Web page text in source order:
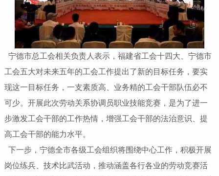
宁德市总工会相关负责人表示，福建省工会十四大、宁德市
工会五大对未来五年的工会工作提出了新的目标任务，要实
现这一目标任务，一支素质高、业务精的工会干部队伍必不
可少。开展此次劳动关系协调员职业技能竞赛，是为了进一
步激发工会干部的工作热情，增强工会干部的法治意识、提
高工会干部的能力水平。
下一步，宁德全市各级工会组织将围绕中心工作，积极开展
岗位练兵、技术比武活动，推动涵盖各行各业的劳动竞赛活